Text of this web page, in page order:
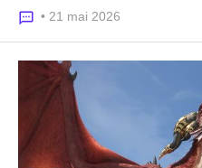
• 21 mai 2026